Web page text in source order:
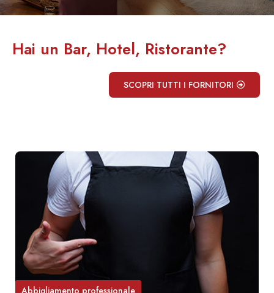
Hai un Bar, Hotel, Ristorante?
SCOPRI TUTTI I FORNITORI
Abbigliamento professionale